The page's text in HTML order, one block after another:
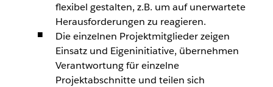
flexibel gestalten, z.B. um auf unerwartete
Herausforderungen zu reagieren.
Die einzelnen Projektmitglieder zeigen
Einsatz und Eigeninitiative, übernehmen
Verantwortung für einzelne
Projektabschnitte und teilen sich